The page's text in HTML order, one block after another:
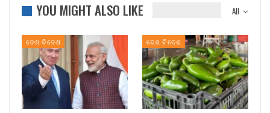
All
YOU MIGHT ALSO LIKE
ଦେଶ ବିଦେଶ ଦେଶ ବିଦେଶ